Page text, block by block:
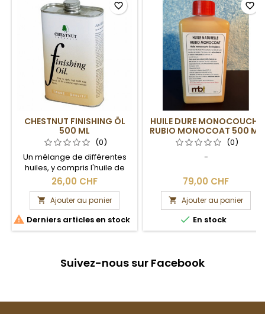
CHESTNUT FINISHING ÖL
500 ML
(0)
Un mélange de différentes
huiles, y compris l'huile de
tung.
26,00 CHF
 Ajouter au panier
 Derniers articles en stock
favorite_border
HUILE DURE MONOCOUCHE
RUBIO MONOCOAT 500 ML
(0)
-
79,00 CHF
 Ajouter au panier
 En stock
favorite_border
Suivez-nous sur Facebook